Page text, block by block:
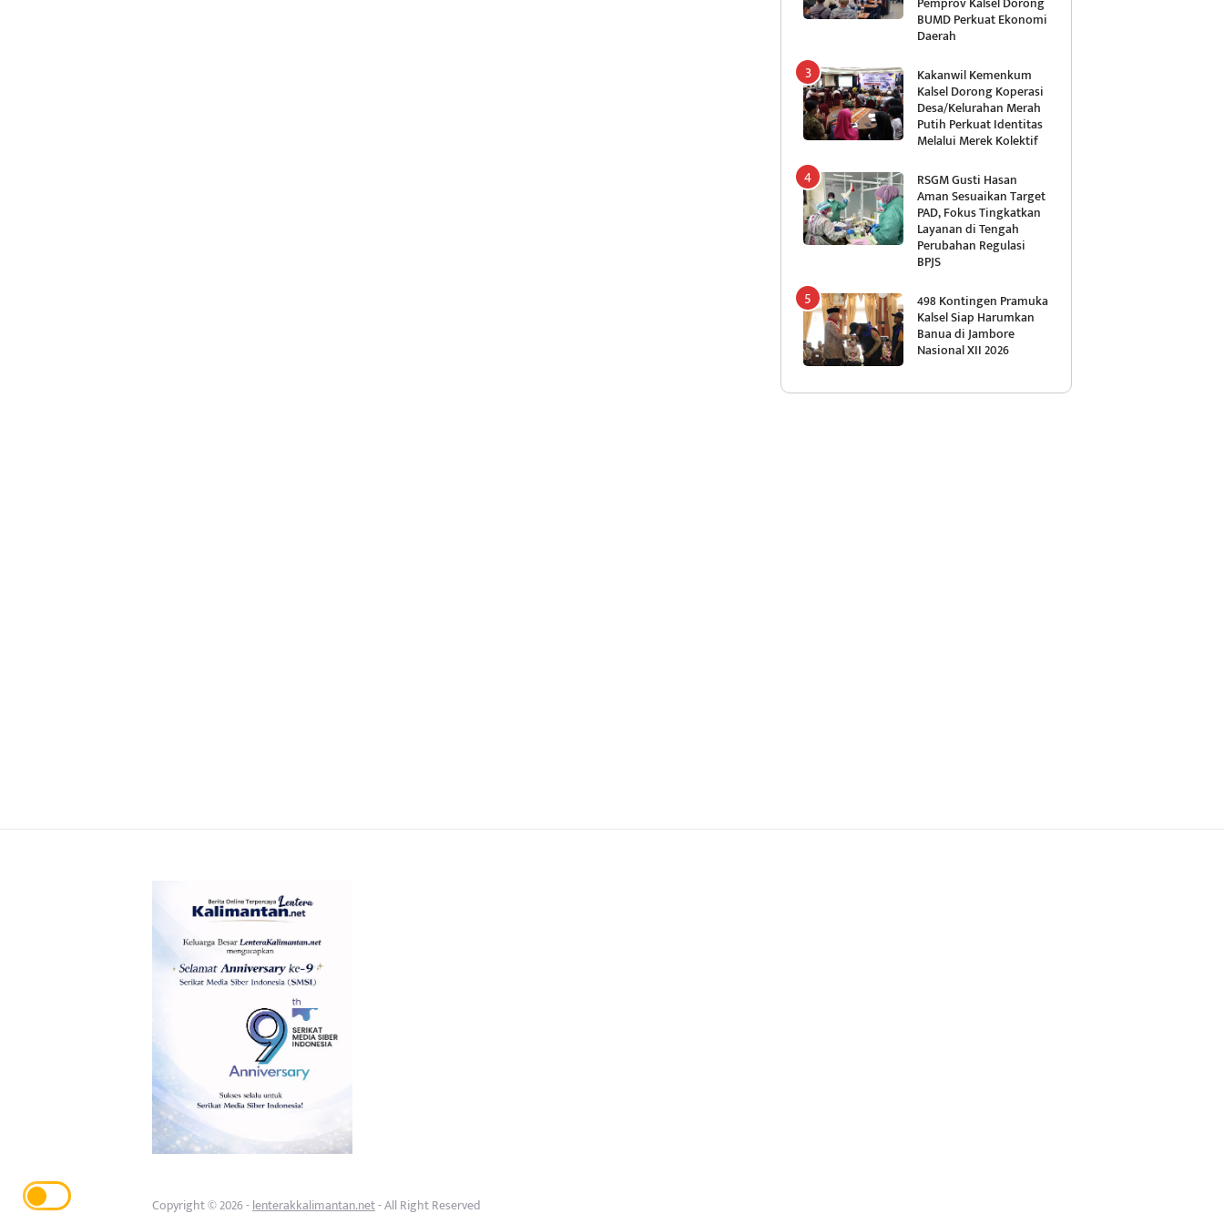
BUMD Perkuat Ekonomi
Daerah
Kakanwil Kemenkum
Kalsel Dorong Koperasi
Desa/Kelurahan Merah
Putih Perkuat Identitas
Melalui Merek Kolektif
RSGM Gusti Hasan
Aman Sesuaikan Target
PAD, Fokus Tingkatkan
Layanan di Tengah
Perubahan Regulasi
BPJS
498 Kontingen Pramuka
Kalsel Siap Harumkan
Banua di Jambore
Nasional XII 2026
Copyright © 2026 -lenterakkalimantan.net- All Right Reserved